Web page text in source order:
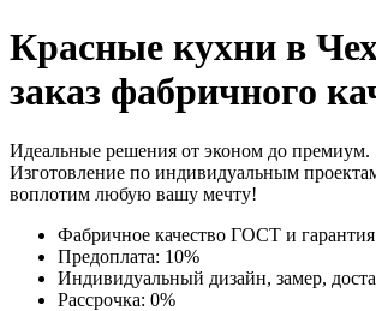
Красные кухни в
заказ фабричного
Идеальные решения от эконом до премиум.
Изготовление по индивидуальным
воплотим любую вашу мечту!
Фабричное качество ГОСТ и
Предоплата: 10%
Индивидуальный дизайн, замер,
Рассрочка: 0%